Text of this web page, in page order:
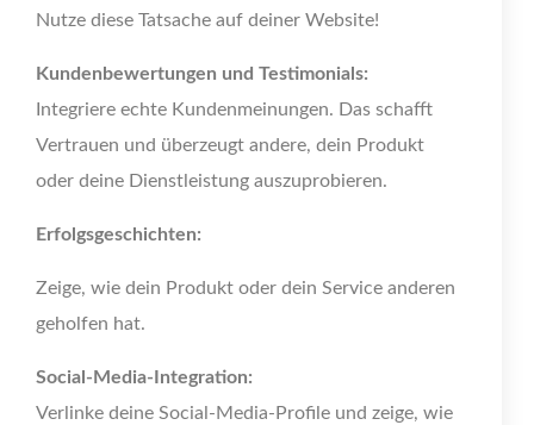
Nutze diese Tatsache auf deiner Website!
Kundenbewertungen und Testimonials:
Integriere echte Kundenmeinungen. Das schafft
Vertrauen und überzeugt andere, dein Produkt
oder deine Dienstleistung auszuprobieren.
Erfolgsgeschichten:
Zeige, wie dein Produkt oder dein Service anderen
geholfen hat.
Social-Media-Integration:
Verlinke deine Social-Media-Profile und zeige, wie